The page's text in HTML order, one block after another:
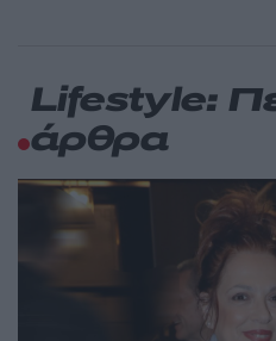
Lifestyle:
άρθρα